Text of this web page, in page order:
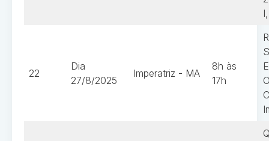
22
Dia
27/8/2025
Imperatriz - MA
8h às
17h